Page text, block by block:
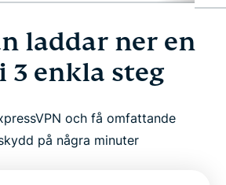
en VPN i 3 enkla steg
för alla plattformar
varför är det viktigt?
laddar ner en
3 enkla steg
och få omfattande
på några minuter